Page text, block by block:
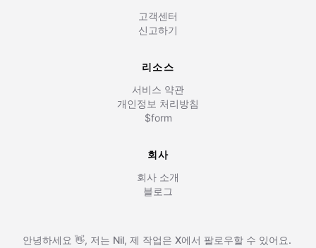
고객센터
신고하기
리소스
서비스 약관
개인정보 처리방침
$form
회사
회사 소개
블로그
안녕하세요 👋, 저는 Nil, 제 작업은 X에서 팔로우할 수 있어요.